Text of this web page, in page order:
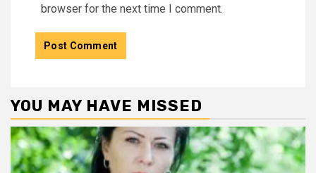
browser for the next time I comment.
YOU MAY HAVE MISSED